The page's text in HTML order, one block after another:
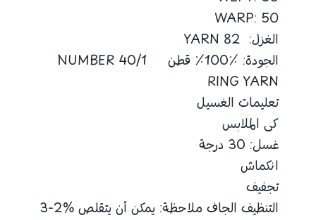
WARP: 50
الغزل: 82 YARN
الجودة: ٪100٪ قطن 40/1 NUMBER
RING YARN
تعليمات الغسيل
كى الملابس
غسل: 30 درجة
انكماش
تجفيف
التنظيف الجاف ملاحظة: يمكن أن يتقلص %2-3